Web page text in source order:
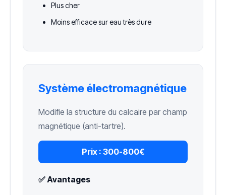
Plus cher
Moins efficace sur eau très dure
Système électromagnétique
Modifie la structure du calcaire par champ
magnétique (anti-tartre).
Prix : 300-800€
✅ Avantages